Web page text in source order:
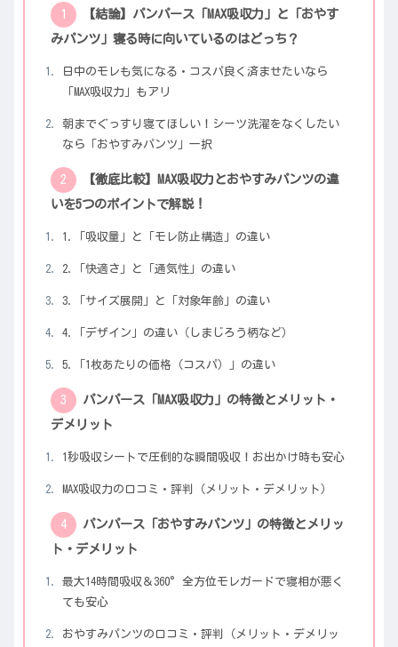
【結論】パンパース「MAX吸収力」と「おやす
みパンツ」寝る時に向いているのはどっち？
日中のモレも気になる・コスパ良く済ませたいなら
「MAX吸収力」もアリ
朝までぐっすり寝てほしい！シーツ洗濯をなくしたい
なら「おやすみパンツ」一択
【徹底比較】MAX吸収力とおやすみパンツの違
いを5つのポイントで解説！
1.「吸収量」と「モレ防止構造」の違い
2.「快適さ」と「通気性」の違い
3.「サイズ展開」と「対象年齢」の違い
4.「デザイン」の違い（しまじろう柄など）
5.「1枚あたりの価格（コスパ）」の違い
パンパース「MAX吸収力」の特徴とメリット・
デメリット
1秒吸収シートで圧倒的な瞬間吸収！お出かけ時も安心
MAX吸収力の口コミ・評判（メリット・デメリット）
パンパース「おやすみパンツ」の特徴とメリッ
ト・デメリット
最大14時間吸収＆360°全方位モレガードで寝相が悪く
ても安心
おやすみパンツの口コミ・評判（メリット・デメリッ